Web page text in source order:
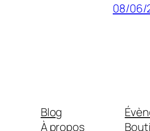
08/06/
Blog
À propos